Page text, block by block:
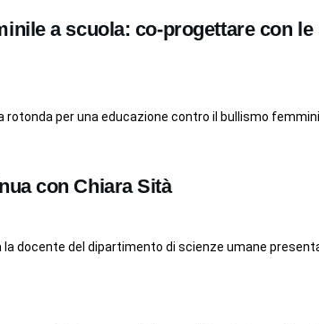
a scuola: co-progettare con le
rotonda per una educazione contro il bullismo
con Chiara Sità
la docente del dipartimento di scienze umane